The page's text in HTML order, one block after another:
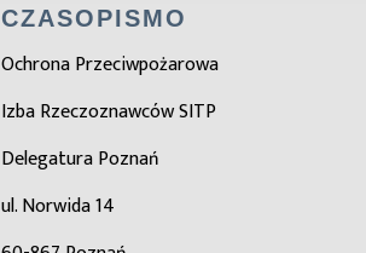
CZASOPISMO
Ochrona Przeciwpożarowa
Izba Rzeczoznawców SITP
Delegatura Poznań
ul. Norwida 14